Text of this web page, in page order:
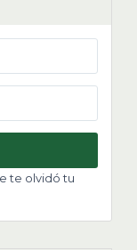
te olvidó tu